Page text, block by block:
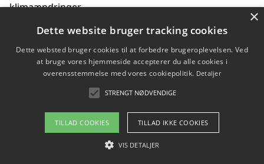
klimaændringer
Hvordan klimaændringer påvirker danske unges
gaveønsker
Om / kontakt
Blog Betingelser
×
Dette website bruger tracking cookies
Dette websted bruger cookies til at forbedre brugeroplevelsen. Ved
at bruge vores hjemmeside accepterer du alle cookies i
overensstemmelse med vores cookiepolitik. Detaljer
STRENGT NØDVENDIGE
TILLAD COOKIES TILLAD IKKE COOKIES
VIS DETALJER